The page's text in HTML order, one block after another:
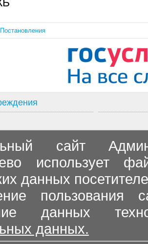
Постановления
сайт
использует
данных
пользования
данных
данных.